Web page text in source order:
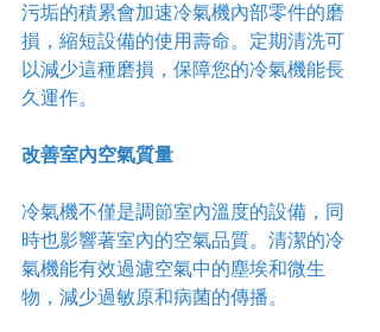
污垢的積累會加速冷氣機內部零件的磨
損，縮短設備的使用壽命。定期清洗可
以減少這種磨損，保障您的冷氣機能長
久運作。
改善室內空氣質量
冷氣機不僅是調節室內溫度的設備，同
時也影響著室內的空氣品質。清潔的冷
氣機能有效過濾空氣中的塵埃和微生
物，減少過敏原和病菌的傳播。